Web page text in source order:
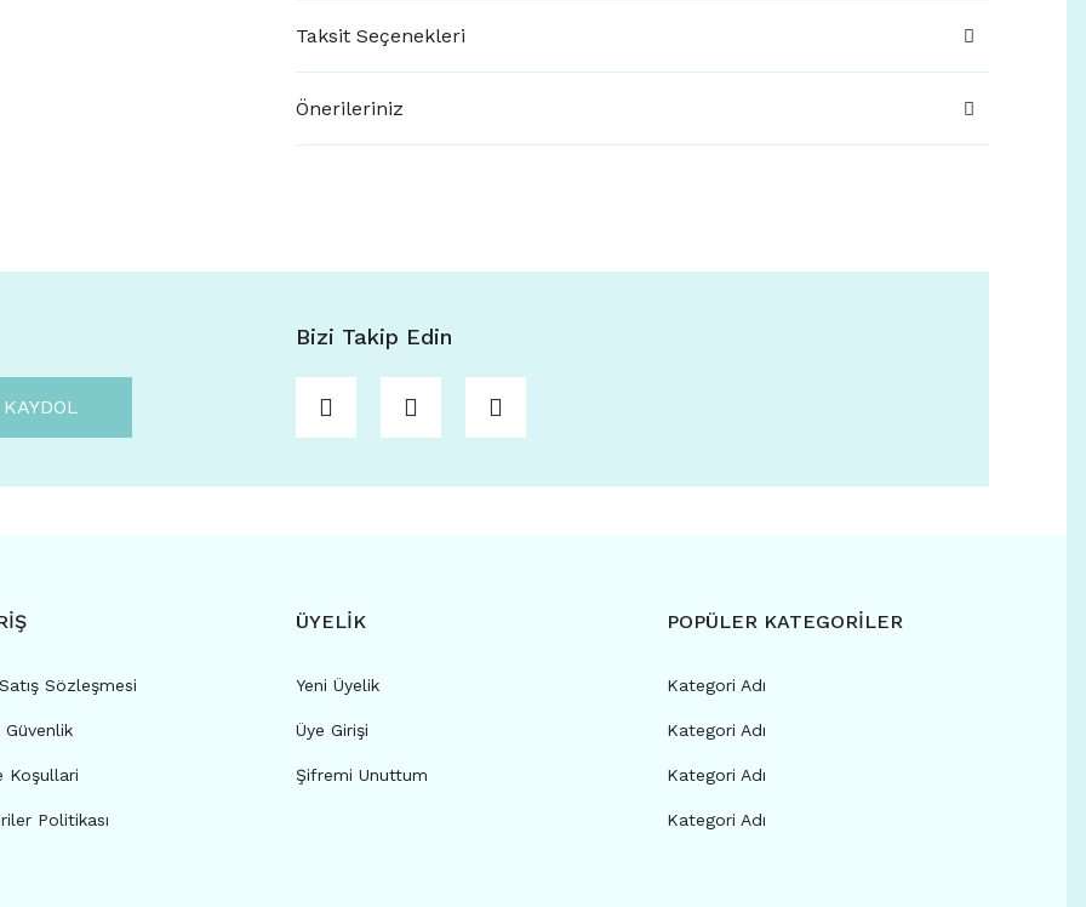
Taksit Seçenekleri
Önerileriniz
KAYDOL
Bizi Takip Edin
Sözleşmesi
Koşullari
Politikası
ÜYELİK
Yeni Üyelik
Üye Girişi
Şifremi Unuttum
POPÜLER KATEGORİLER
Kategori Adı
Kategori Adı
Kategori Adı
Kategori Adı